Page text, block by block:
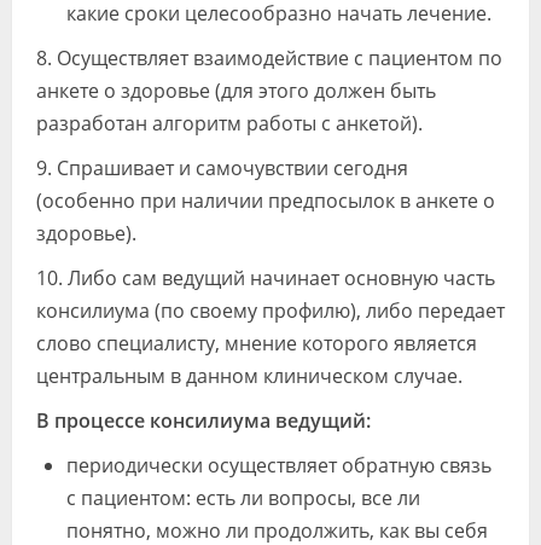
какие сроки целесообразно начать лечение.
8. Осуществляет взаимодействие с пациентом по
анкете о здоровье (для этого должен быть
разработан алгоритм работы с анкетой).
9. Спрашивает и самочувствии сегодня
(особенно при наличии предпосылок в анкете о
здоровье).
10. Либо сам ведущий начинает основную часть
консилиума (по своему профилю), либо передает
слово специалисту, мнение которого является
центральным в данном клиническом случае.
В процессе консилиума ведущий:
периодически осуществляет обратную связь
с пациентом: есть ли вопросы, все ли
понятно, можно ли продолжить, как вы себя